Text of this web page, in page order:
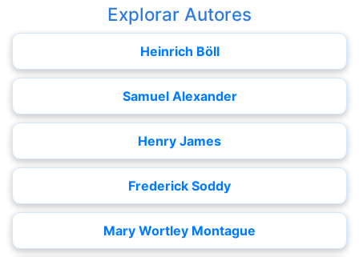
Explorar Autores
Heinrich Böll
Samuel Alexander
Henry James
Frederick Soddy
Mary Wortley Montague